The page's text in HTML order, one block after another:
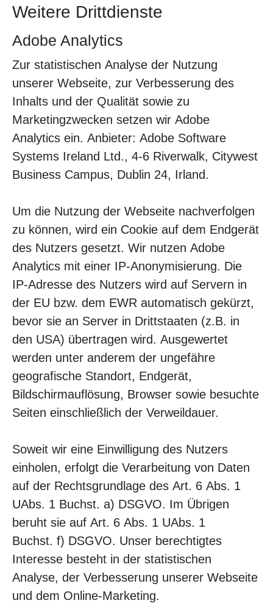
Weitere Drittdienste
Adobe Analytics
Zur statistischen Analyse der Nutzung
unserer Webseite, zur Verbesserung des
Inhalts und der Qualität sowie zu
Marketingzwecken setzen wir Adobe
Analytics ein. Anbieter: Adobe Software
Systems Ireland Ltd., 4-6 Riverwalk, Citywest
Business Campus, Dublin 24, Irland.
Um die Nutzung der Webseite nachverfolgen
zu können, wird ein Cookie auf dem Endgerät
des Nutzers gesetzt. Wir nutzen Adobe
Analytics mit einer IP-Anonymisierung. Die
IP-Adresse des Nutzers wird auf Servern in
der EU bzw. dem EWR automatisch gekürzt,
bevor sie an Server in Drittstaaten (z.B. in
den USA) übertragen wird. Ausgewertet
werden unter anderem der ungefähre
geografische Standort, Endgerät,
Bildschirmauflösung, Browser sowie besuchte
Seiten einschließlich der Verweildauer.
Soweit wir eine Einwilligung des Nutzers
einholen, erfolgt die Verarbeitung von Daten
auf der Rechtsgrundlage des Art. 6 Abs. 1
UAbs. 1 Buchst. a) DSGVO. Im Übrigen
beruht sie auf Art. 6 Abs. 1 UAbs. 1
Buchst. f) DSGVO. Unser berechtigtes
Interesse besteht in der statistischen
Analyse, der Verbesserung unserer Webseite
und dem Online-Marketing.